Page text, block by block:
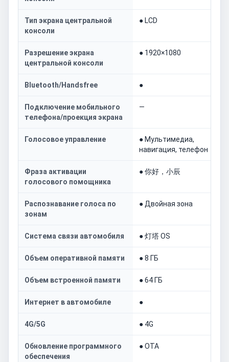
Тип экрана центральной
консоли
● LCD
Разрешение экрана
центральной консоли
● 1920×1080
Bluetooth/Handsfree ●
Подключение мобильного
телефона/проекция экрана
—
Голосовое управление
● Мультимедиа,
навигация, телефон
Фраза активации
голосового помощника
● 你好，小辰
Распознавание голоса по
зонам
● Двойная зона
Система связи автомобиля ● 灯塔 OS
Объем оперативной памяти ● 8 ГБ
Объем встроенной памяти ● 64 ГБ
Интернет в автомобиле ●
4G/5G ● 4G
Обновление программного
обеспечения
● OTA